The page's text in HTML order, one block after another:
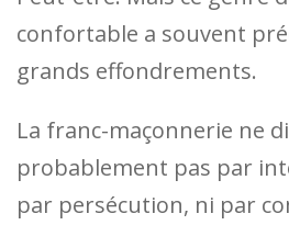
confortable a souvent
grands effondrements.
La franc-maçonnerie ne
probablement pas par
par persécution, ni par